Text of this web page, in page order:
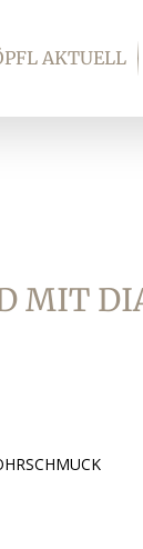
AKTUELL
MIT